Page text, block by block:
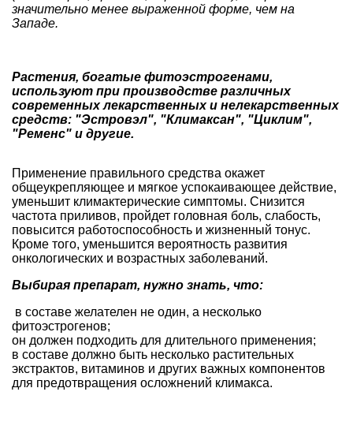
значительно менее выраженной форме, чем на
Западе.
Растения, богатые фитоэстрогенами,
используют при производстве различных
современных лекарственных и нелекарственных
средств: "Эстровэл", "Климаксан", "Циклим",
"Ременс" и другие.
Применение правильного средства окажет
общеукрепляющее и мягкое успокаивающее действие,
уменьшит климактерические симптомы. Снизится
частота приливов, пройдет головная боль, слабость,
повысится работоспособность и жизненный тонус.
Кроме того, уменьшится вероятность развития
онкологических и возрастных заболеваний.
Выбирая препарат, нужно знать, что:
в составе желателен не один, а несколько
фитоэстрогенов;
он должен подходить для длительного применения;
в составе должно быть несколько растительных
экстрактов, витаминов и других важных компонентов
для предотвращения осложнений климакса.